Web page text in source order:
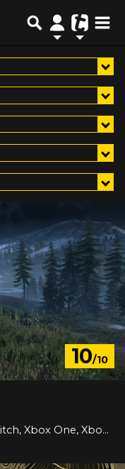
10/10
PC, PlayStation 4, PlayStation 5, Switch, Xbox One, Xbox Series